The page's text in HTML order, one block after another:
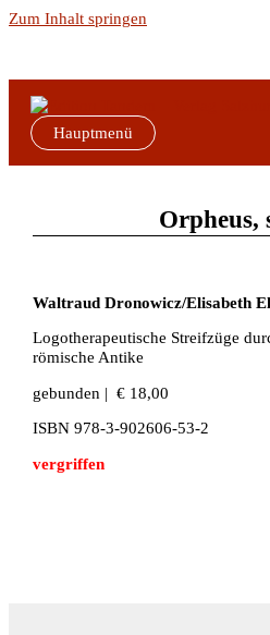
Zum Inhalt springen
Hauptmenü
Orpheus,
Waltraud Dronowicz/Elisabeth
Logotherapeutische Streifzüge
römische Antike
gebunden | € 18,00
ISBN 978-3-902606-53-2
vergriffen